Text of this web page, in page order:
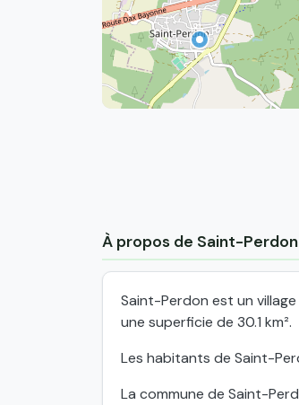
À propos de Saint-Perdon
Saint-Perdon est un
une superficie de 30.1 km².
Les habitants de Saint-
La commune de Saint-